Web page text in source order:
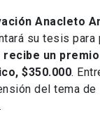
Anacleto
su tesis
un
$350.000.
del tema